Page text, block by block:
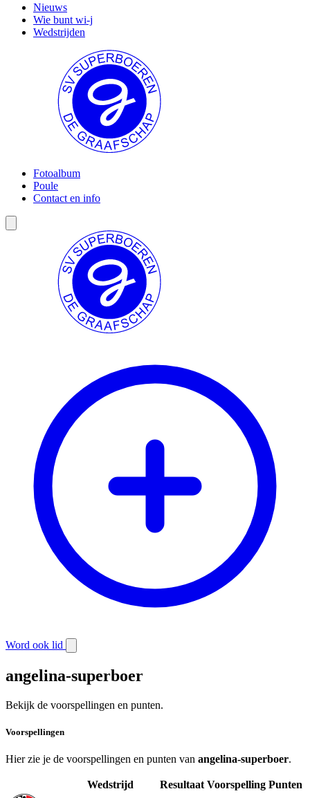
Nieuws
Wie bunt wi-j
Wedstrijden
Fotoalbum
Poule
Contact en info
Word ook lid
angelina-superboer
Bekijk de voorspellingen en punten.
Voorspellingen
Hier zie je de voorspellingen en punten van angelina-superboer.
Wedstrijd Resultaat Voorspelling Punten